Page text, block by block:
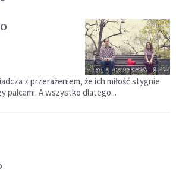
z przerażeniem, że ich miłość stygnie
palcami. A wszystko dlatego...